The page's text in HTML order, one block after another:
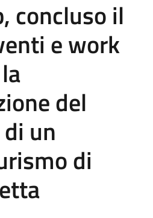
concluso il
e work
del
un
di